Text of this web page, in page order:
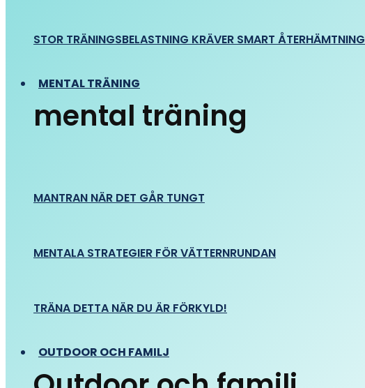
STOR TRÄNINGSBELASTNING KRÄVER SMART ÅTERHÄMTNING
MENTAL TRÄNING
mental träning
MANTRAN NÄR DET GÅR TUNGT
MENTALA STRATEGIER FÖR VÄTTERNRUNDAN
TRÄNA DETTA NÄR DU ÄR FÖRKYLD!
OUTDOOR OCH FAMILJ